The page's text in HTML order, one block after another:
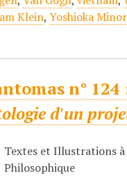
Klein, Yoshioka
n° 124
d'un
Textes et Illustrations
Philosophique